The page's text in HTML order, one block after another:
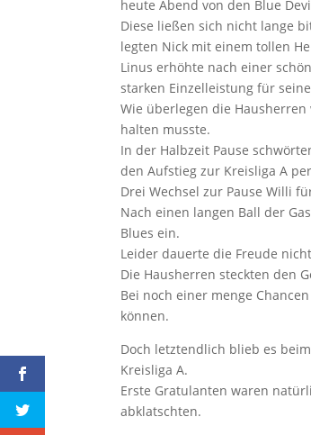
heute Abend von den Blue
Diese ließen sich nicht lange
legten Nick mit einem tollen
Linus erhöhte nach einer
starken Einzelleistung für
Wie überlegen die
halten musste.
In der Halbzeit Pause
den Aufstieg zur Kreisliga A
Drei Wechsel zur Pause Willi
Nach einen langen Ball der
Blues ein.
Leider dauerte die Freude
Die Hausherren steckten den
Bei noch einer menge
können.
Doch letztendlich blieb es
Kreisliga A.
Erste Gratulanten waren
abklatschten.